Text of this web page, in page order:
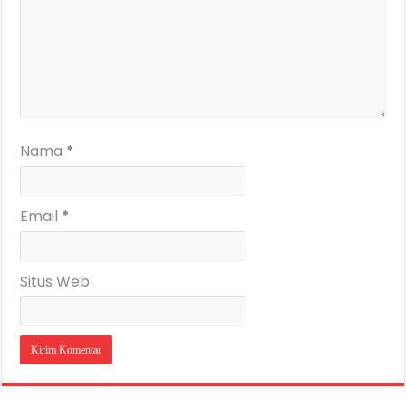
Nama *
Email *
Situs Web